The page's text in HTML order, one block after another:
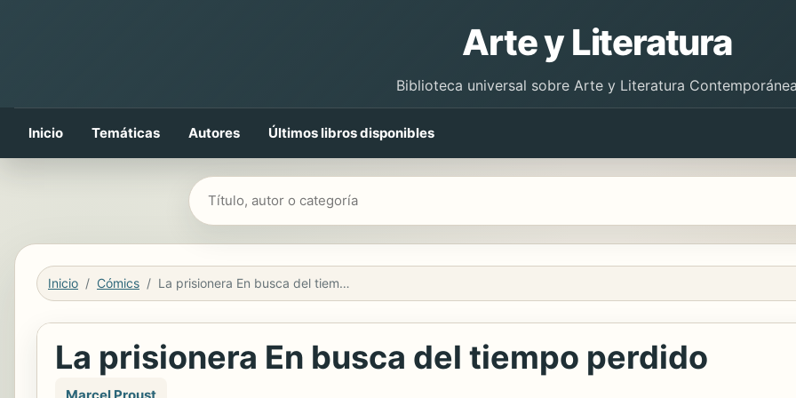
Arte y Literatura
Biblioteca universal sobre Arte y Literatura
Inicio Temáticas Autores Últimos libros disponibles
Buscar libros
Inicio Cómics La prisionera En busca del tiempo perdido
La prisionera En busca del tiempo perdido